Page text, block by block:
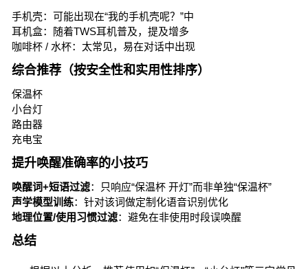
手机壳：可能出现在“我的手机壳呢？”中
耳机盒：随着TWS耳机普及，提及增多
咖啡杯 / 水杯：太常见，易在对话中出现
综合推荐（按安全性和实用性排序）
保温杯
小台灯
路由器
充电宝
提升唤醒准确率的小技巧
唤醒词+短语过滤：只响应“保温杯 开灯”而非单独“保温杯”
声学模型训练：针对该词做定制化语音识别优化
地理位置/使用习惯过滤：避免在非使用时段误唤醒
总结